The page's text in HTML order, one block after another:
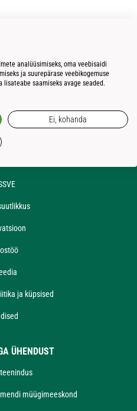
ja küpsised
ÜHENDUST
müügimeeskond
analüüsimiseks, oma veebisaidi
ja suurepärase veebikogemuse
saamiseks avage seaded.
Ei, kohanda